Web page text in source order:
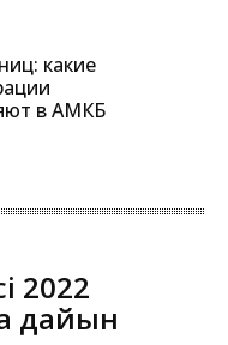
какие
в АМКБ